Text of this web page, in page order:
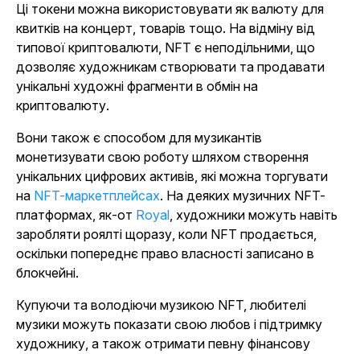
Ці токени можна використовувати як валюту для
квитків на концерт, товарів тощо. На відміну від
типової криптовалюти, NFT є неподільними, що
дозволяє художникам створювати та продавати
унікальні художні фрагменти в обмін на
криптовалюту.
Вони також є способом для музикантів
монетизувати свою роботу шляхом створення
унікальних цифрових активів, які можна торгувати
на NFT-маркетплейсах. На деяких музичних NFT-
платформах, як-от Royal, художники можуть навіть
заробляти роялті щоразу, коли NFT продається,
оскільки попереднє право власності записано в
блокчейні.
Купуючи та володіючи музикою NFT, любителі
музики можуть показати свою любов і підтримку
художнику, а також отримати певну фінансову